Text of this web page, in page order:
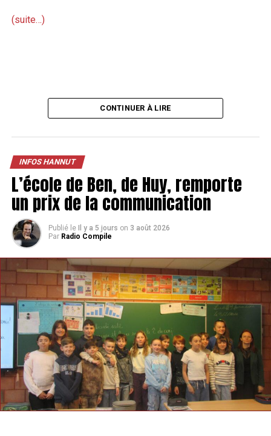
(suite…)
CONTINUER À LIRE
INFOS HANNUT
L’école de Ben, de Huy, remporte
un prix de la communication
Publié le Il y a 5 jours on 3 août 2026
Par Radio Compile